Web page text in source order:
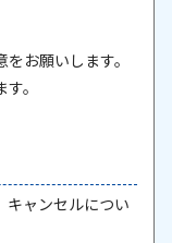
お願いします。
。
キャンセルについ